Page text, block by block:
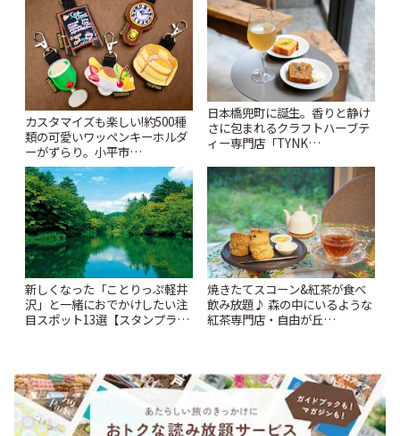
カスタマイズも楽しい!約500種
類の可愛いワッペンキーホルダ
ーがずらり。小平市
「Kimamaya T&K」 | ことりっ
ぷ
日本橋兜町に誕生。香りと静け
さに包まれるクラフトハーブテ
ィー専門店「TYNK
新しくなった「ことりっぷ軽井
沢」と一緒におでかけしたい注
目スポット13選【スタンプラリ
焼きたてスコーン&紅茶が食べ
飲み放題♪ 森の中にいるような
紅茶専門店・自由が丘